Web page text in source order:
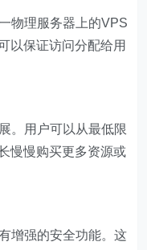
物理服务器上的VPS
以保证访问分配给用
。用户可以从最低限
慢慢购买更多资源或
增强的安全功能。这